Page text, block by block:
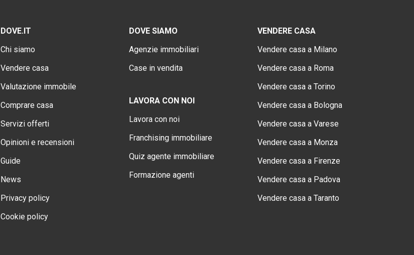
DOVE.IT
Chi siamo
Vendere casa
Valutazione immobile
Comprare casa
Servizi offerti
Opinioni e recensioni
Guide
News
Privacy policy
Cookie policy
DOVE SIAMO
Agenzie immobiliari
Case in vendita
LAVORA CON NOI
Lavora con noi
Franchising immobiliare
Quiz agente immobiliare
Formazione agenti
VENDERE CASA
Vendere casa a Milano
Vendere casa a Roma
Vendere casa a Torino
Vendere casa a Bologna
Vendere casa a Varese
Vendere casa a Monza
Vendere casa a Firenze
Vendere casa a Padova
Vendere casa a Taranto